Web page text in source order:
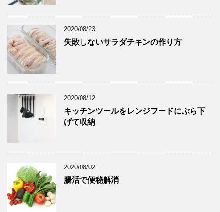
2020/08/23
失敗しないサラダチキンの作り方
2020/08/12
キッチンツールをレンジフードにぶら下
げて収納
2020/08/02
腸活で便秘解消